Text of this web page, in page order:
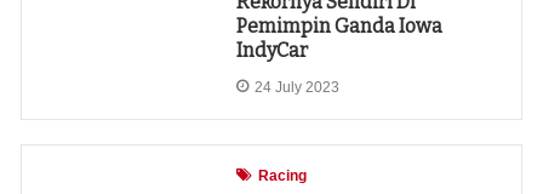
Pemimpin Ganda Iowa
IndyCar
24 July 2023
Racing